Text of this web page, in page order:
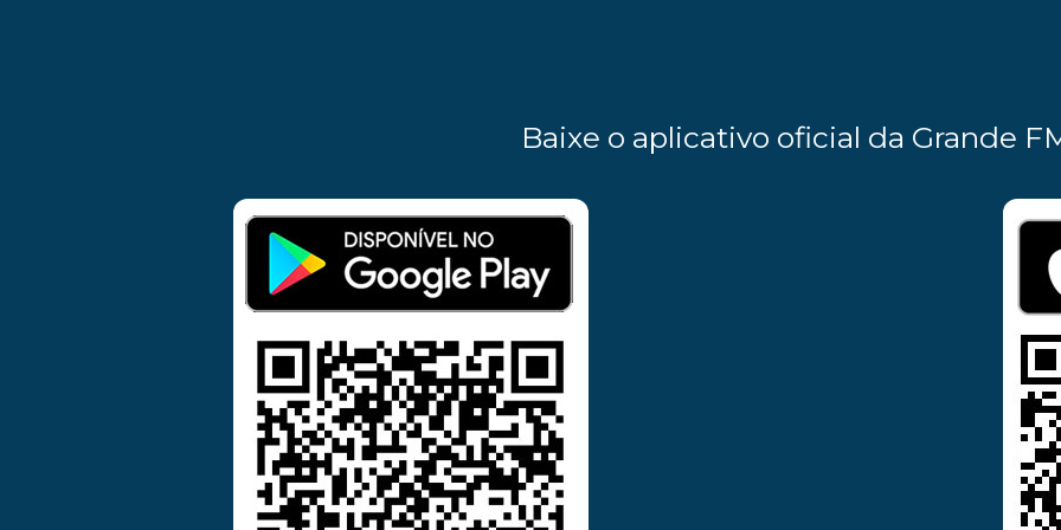
Baixe o aplicativo oficial da Grande